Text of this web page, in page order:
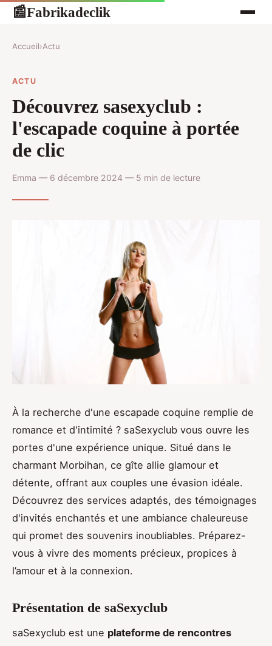
📰Fabrikadeclik
Accueil›Actu
ACTU
Découvrez sasexyclub :
l'escapade coquine à portée
de clic
Emma — 6 décembre 2024 — 5 min de lecture
À la recherche d'une escapade coquine remplie de
romance et d'intimité ? saSexyclub vous ouvre les
portes d'une expérience unique. Situé dans le
charmant Morbihan, ce gîte allie glamour et
détente, offrant aux couples une évasion idéale.
Découvrez des services adaptés, des témoignages
d'invités enchantés et une ambiance chaleureuse
qui promet des souvenirs inoubliables. Préparez-
vous à vivre des moments précieux, propices à
l’amour et à la connexion.
Présentation de saSexyclub
saSexyclub est une plateforme de rencontres